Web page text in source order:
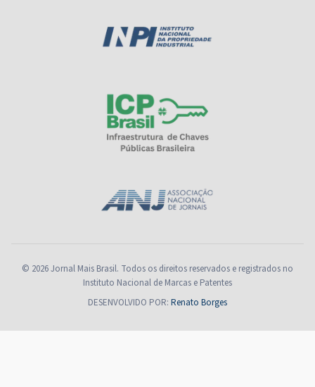
© 2026 Jornal Mais Brasil. Todos os direitos reservados e registrados no
Instituto Nacional de Marcas e Patentes
DESENVOLVIDO POR: Renato Borges